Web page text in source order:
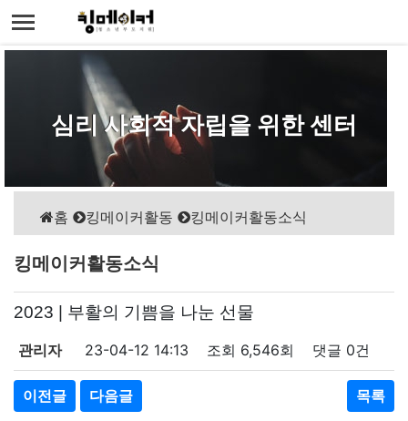
심리 사회적 자립을 위한 센터
홈 킹메이커활동 킹메이커활동소식
킹메이커활동소식
2023 | 부활의 기쁨을 나눈 선물
관리자 23-04-12 14:13 조회 6,546회 댓글 0건
이전글 다음글 목록